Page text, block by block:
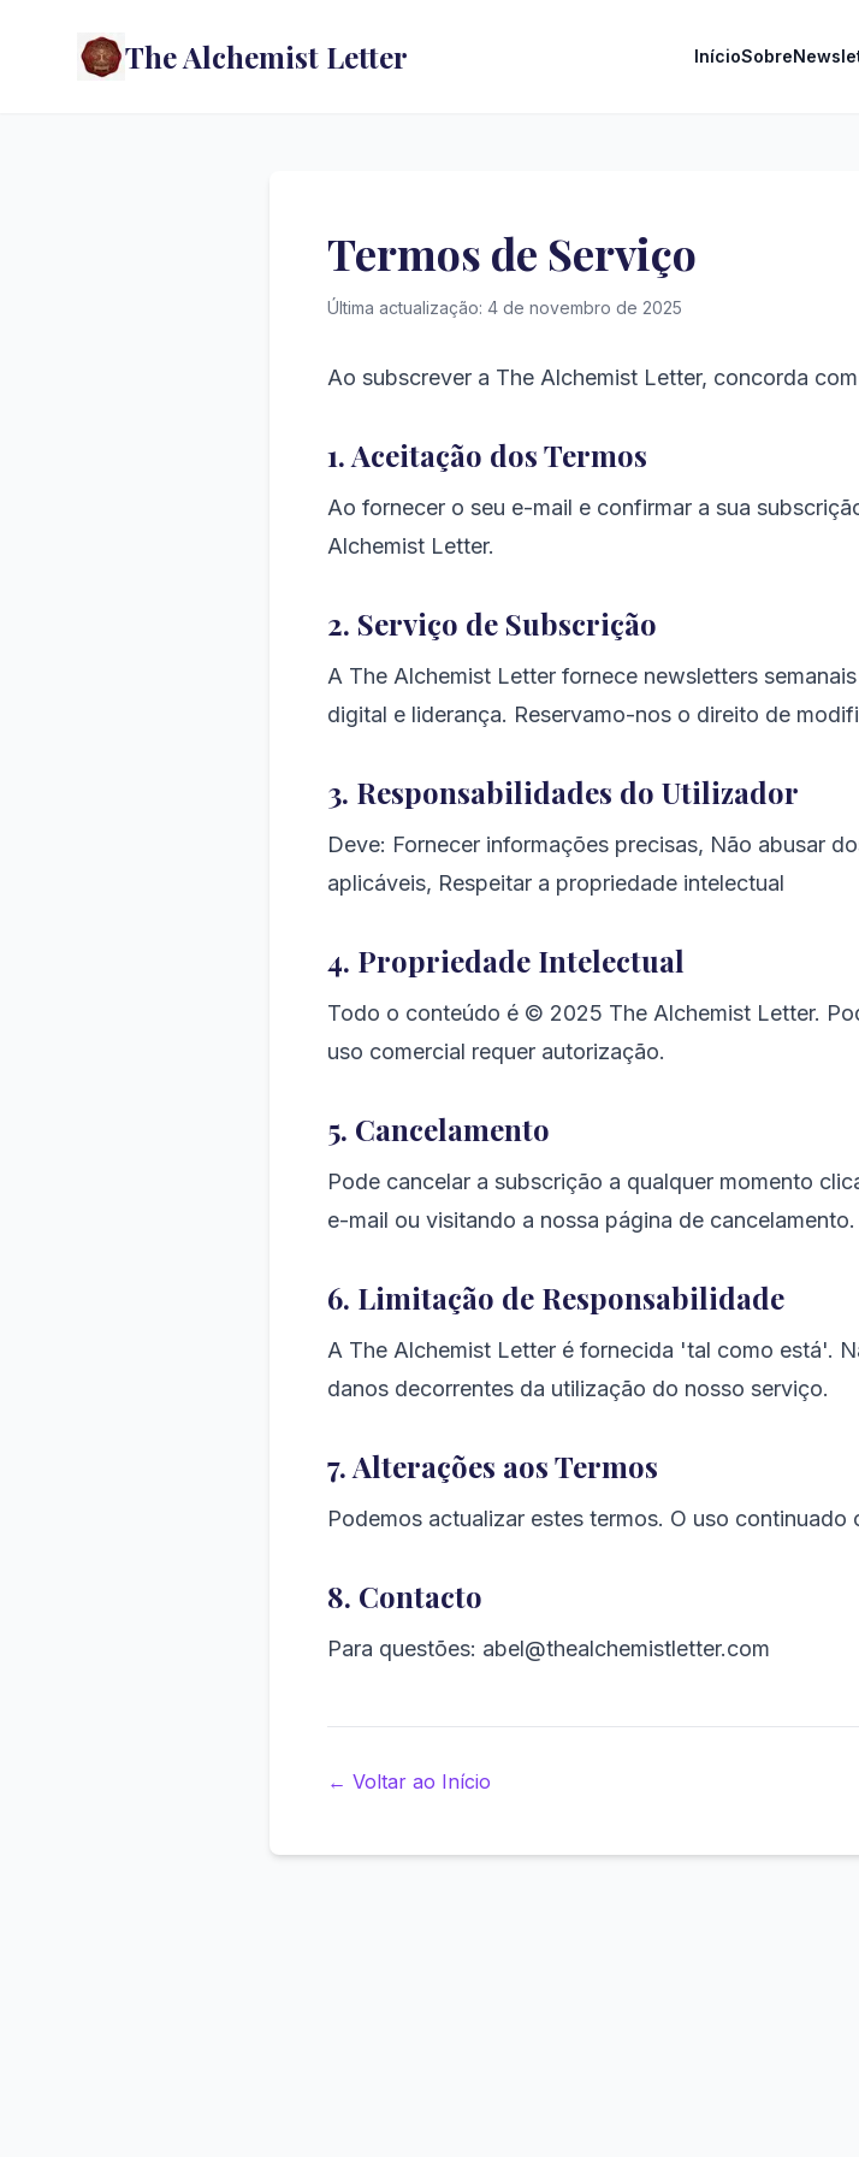
The Alchemist Letter InícioSobre
Termos de Serviço
Última actualização: 4 de novembro de 2025
Ao subscrever a The Alchemist Letter, concorda
1. Aceitação dos Termos
Ao fornecer o seu e-mail e confirmar a sua
Alchemist Letter.
2. Serviço de Subscrição
A The Alchemist Letter fornece newsletters
digital e liderança. Reservamo-nos o direito de
3. Responsabilidades do Utilizador
Deve: Fornecer informações precisas, Não abusar
aplicáveis, Respeitar a propriedade intelectual
4. Propriedade Intelectual
Todo o conteúdo é © 2025 The Alchemist Letter.
uso comercial requer autorização.
5. Cancelamento
Pode cancelar a subscrição a qualquer momento
e-mail ou visitando a nossa página de cancelamento.
6. Limitação de Responsabilidade
A The Alchemist Letter é fornecida 'tal como está'.
danos decorrentes da utilização do nosso serviço.
7. Alterações aos Termos
Podemos actualizar estes termos. O uso
8. Contacto
Para questões: abel@thealchemistletter.com
← Voltar ao Início